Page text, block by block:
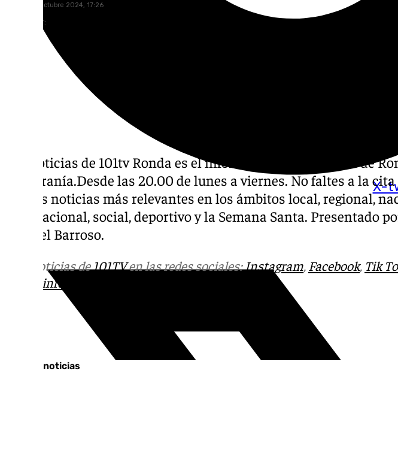
X-
jueves, 24 octubre 2024, 17:26
Compartir:
Las noticias de 101tv Ronda es el informativo de referencia de
su Serranía.Desde las 20.00 de lunes a viernes. No faltes a la
con las noticias más relevantes en los ámbitos local, regional,
internacional, social, deportivo y la Semana Santa. Presentado
Manuel Barroso.
Más noticias de101TVen las redes sociales:Instagram, Facebook, Tik
informativos@101tv.es
Últimas noticias